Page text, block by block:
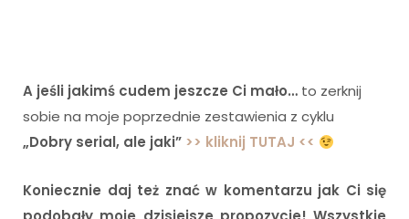
A jeśli jakimś cudem jeszcze Ci mało… to zerknij
sobie na moje poprzednie zestawienia z cyklu
„Dobry serial, ale jaki” >> kliknij TUTAJ <<
Koniecznie daj też znać w komentarzu jak Ci się